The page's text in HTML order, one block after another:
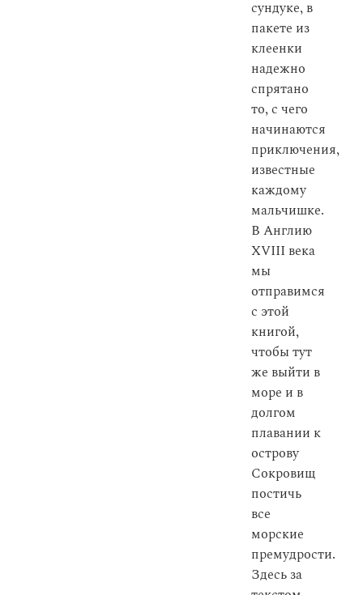
сундуке, в
пакете из
клеенки
надежно
спрятано
то, с чего
начинаются
приключения,
известные
каждому
мальчишке.
В Англию
XVIII века
мы
отправимся
с этой
книгой,
чтобы тут
же выйти в
море и в
долгом
плавании к
острову
Сокровищ
постичь
все
морские
премудрости.
Здесь за